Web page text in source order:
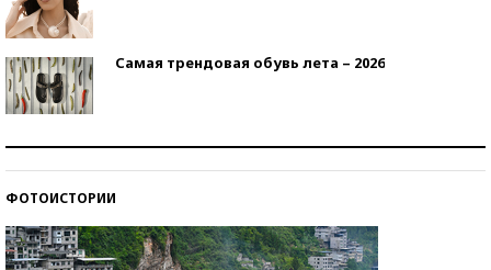
Самая трендовая обувь лета – 2026
ФОТОИСТОРИИ